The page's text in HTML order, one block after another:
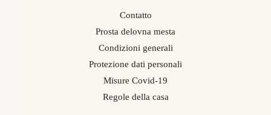
Contatto
Prosta delovna mesta
Condizioni generali
Protezione dati personali
Misure Covid-19
Regole della casa